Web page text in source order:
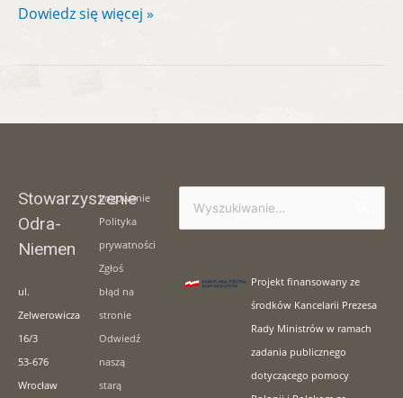
Dowiedz się więcej »
Stowarzyszenie
Odra-
Niemen
ul.
Zelwerowicza
16/3
53-676
Wrocław
Logowanie
Polityka
prywatności
Zgłoś
błąd na
stronie
Odwiedź
naszą
starą
Szukaj
dla:
Projekt finansowany ze
środków Kancelarii Prezesa
Rady Ministrów w ramach
zadania publicznego
dotyczącego pomocy